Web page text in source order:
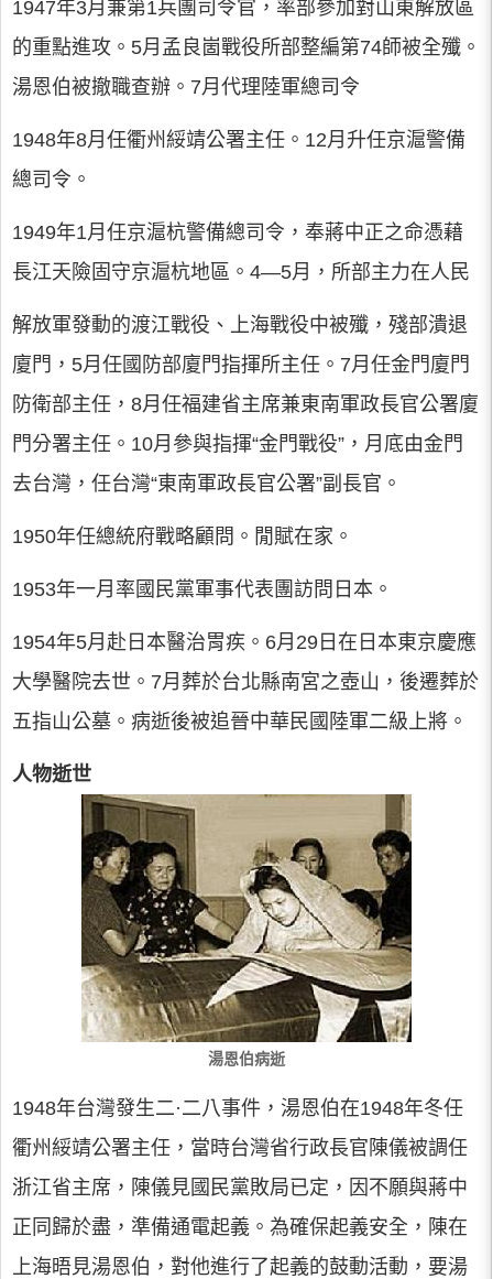
1947年3月兼第1兵團司令官，率部參加對山東解放區
的重點進攻。5月孟良崮戰役所部整編第74師被全殲。
湯恩伯被撤職查辦。7月代理陸軍總司令
1948年8月任衢州綏靖公署主任。12月升任京滬警備
總司令。
1949年1月任京滬杭警備總司令，奉蔣中正之命憑藉
長江天險固守京滬杭地區。4—5月，所部主力在人民
解放軍發動的渡江戰役、上海戰役中被殲，殘部潰退
廈門，5月任國防部廈門指揮所主任。7月任金門廈門
防衛部主任，8月任福建省主席兼東南軍政長官公署廈
門分署主任。10月參與指揮“金門戰役”，月底由金門
去台灣，任台灣“東南軍政長官公署”副長官。
1950年任總統府戰略顧問。閒賦在家。
1953年一月率國民黨軍事代表團訪問日本。
1954年5月赴日本醫治胃疾。6月29日在日本東京慶應
大學醫院去世。7月葬於台北縣南宮之壺山，後遷葬於
五指山公墓。病逝後被追晉中華民國陸軍二級上將。
人物逝世
湯恩伯病逝
1948年台灣發生二·二八事件，湯恩伯在1948年冬任
衢州綏靖公署主任，當時台灣省行政長官陳儀被調任
浙江省主席，陳儀見國民黨敗局已定，因不願與蔣中
正同歸於盡，準備通電起義。為確保起義安全，陳在
上海晤見湯恩伯，對他進行了起義的鼓動活動，要湯